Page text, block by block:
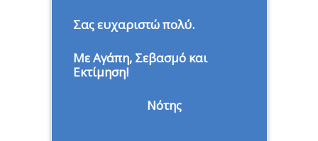
Σας ευχαριστώ πολύ.
Με Αγάπη, Σεβασμό και
Εκτίμηση!
Νότης